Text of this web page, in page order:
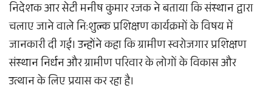
निदेशक आर सेटी मनीष कुमार रजक ने बताया कि संस्थान द्वारा
चलाए जाने वाले नि:शुल्क प्रशिक्षण कार्यक्रमों के विषय में
जानकारी दी गई। उन्होंने कहा कि ग्रामीण स्वरोजगार प्रशिक्षण
संस्थान निर्धन और ग्रामीण परिवार के लोगों के विकास और
उत्थान के लिए प्रयास कर रहा है।